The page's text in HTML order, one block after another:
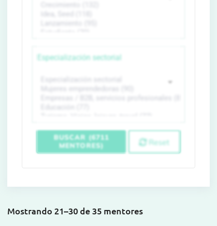
Especialización sectorial
BUSCAR (6711
MENTORES)
Reset
Mostrando 21–30 de 35 mentores